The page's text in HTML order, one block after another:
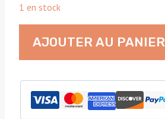
1 en stock
Jeune
femme
dans
son
AJOUTER AU PANIER